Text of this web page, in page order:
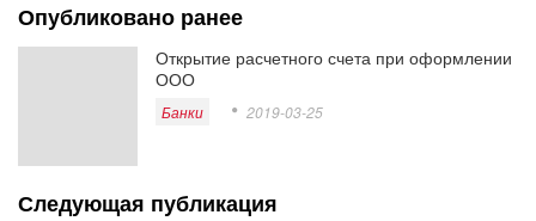
Опубликовано ранее
Открытие расчетного счета при оформлении
ООО
Банки 2019-03-25
Следующая публикация